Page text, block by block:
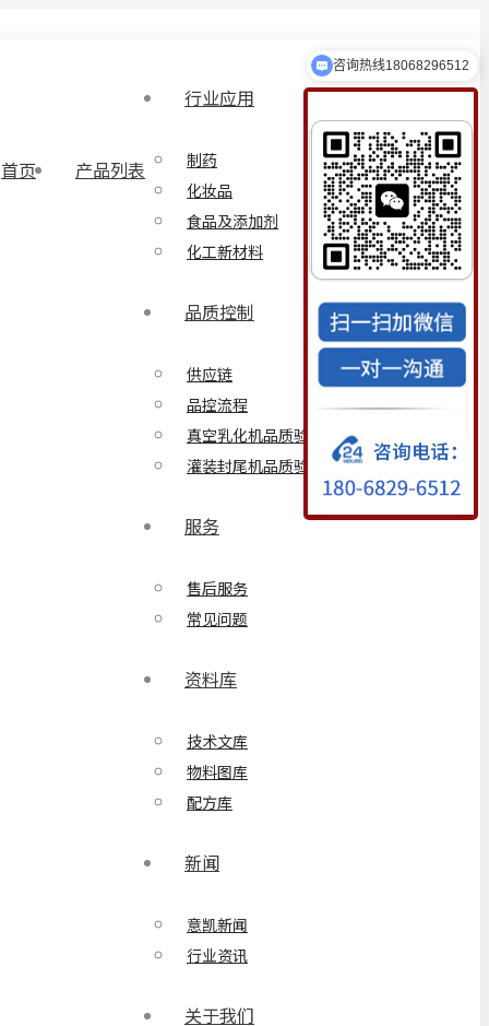
首页 产品列表
行业应用
制药
化妆品
食品及添加剂
化工新材料
品质控制
供应链
品控流程
真空乳化机品质验证方案
灌装封尾机品质验证方案
服务
售后服务
常见问题
资料库
技术文库
物料图库
配方库
新闻
意凯新闻
行业资讯
关于我们
乳化设备定制